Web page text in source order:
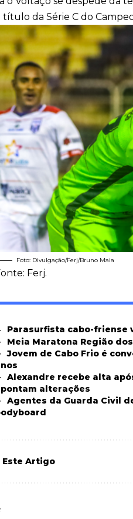
título da Série C do
Foto: Divulgação/Ferj/Bruno Maia
Ferj.
Parasurfista cabo-friense
Meia Maratona Região
Jovem de Cabo Frio é
Alexandre recebe alta
alterações
Agentes da Guarda Civil
Artigo